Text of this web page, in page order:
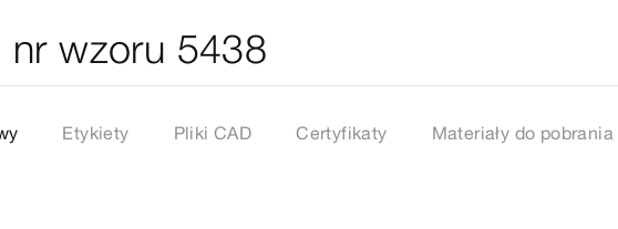
wzoru 5438
Etykiety Pliki CAD Certyfikaty Materiały do pobrania